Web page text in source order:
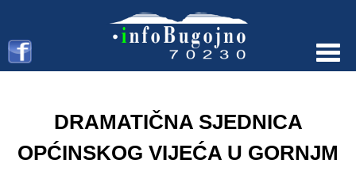
DRAMATIČNA SJEDNICA
OPĆINSKOG VIJEĆA U GORNJM